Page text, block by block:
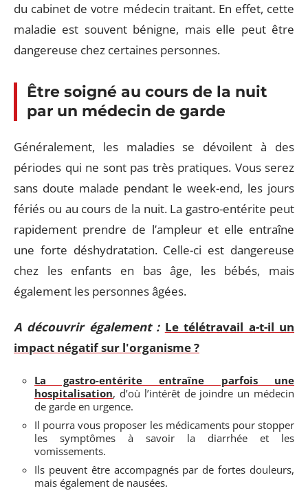
du cabinet de votre médecin traitant. En effet, cette
maladie est souvent bénigne, mais elle peut être
dangereuse chez certaines personnes.
Être soigné au cours de la nuit
par un médecin de garde
Généralement, les maladies se dévoilent à des
périodes qui ne sont pas très pratiques. Vous serez
sans doute malade pendant le week-end, les jours
fériés ou au cours de la nuit. La gastro-entérite peut
rapidement prendre de l’ampleur et elle entraîne
une forte déshydratation. Celle-ci est dangereuse
chez les enfants en bas âge, les bébés, mais
également les personnes âgées.
A découvrir également : Le télétravail a-t-il un
impact négatif sur l'organisme ?
La gastro-entérite entraîne parfois une
hospitalisation, d’où l’intérêt de joindre un médecin
de garde en urgence.
Il pourra vous proposer les médicaments pour stopper
les symptômes à savoir la diarrhée et les
vomissements.
Ils peuvent être accompagnés par de fortes douleurs,
mais également de nausées.